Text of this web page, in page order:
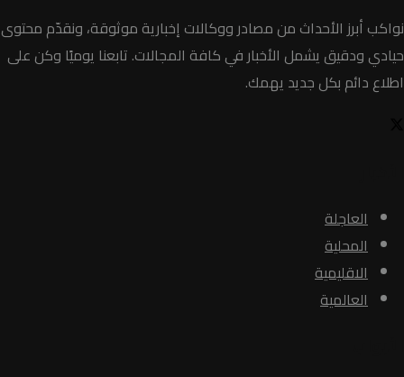
نواكب أبرز الأحداث من مصادر ووكالات إخبارية موثوقة، ونقدّم محتوى
حيادي ودقيق يشمل الأخبار في كافة المجالات. تابعنا يوميًا وكن على
اطلاع دائم بكل جديد يهمك.
العاجلة
المحلية
الاقليمية
العالمية